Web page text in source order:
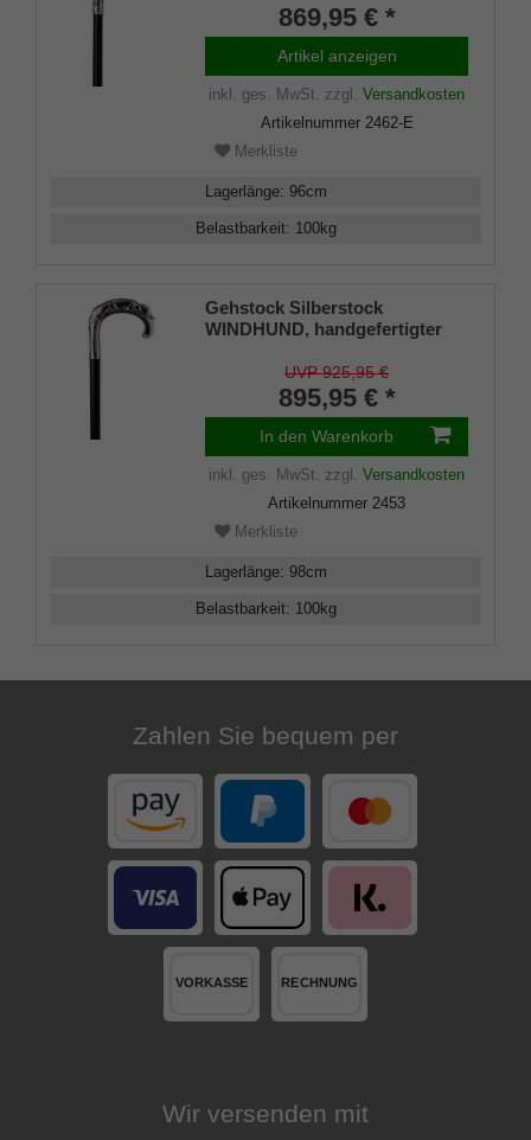
schlichten aber eleganten
Ziselierungen, aufgesetzt auf
einen Stock aus edlem
Makassar Ebenholz, inklusiv
Schlankpuffer.
869,95 € *
Artikel anzeigen
inkl. ges. MwSt. zzgl. Versandkosten
Artikelnummer 2462-E
Merkliste
Lagerlänge: 96cm
Belastbarkeit: 100kg
Gehstock Silberstock
WINDHUND, handgefertigter
925/1000 Sterling Silber mit
aufwendiger Nachbildung eines
liegenden Wundhundes,
aufgesetzt auf einen Stock aus
edlem Makassar Ebenholz,
inklusiv Schlankpuffer.
UVP 925,95 €
895,95 € *
In den Warenkorb
inkl. ges. MwSt. zzgl. Versandkosten
Artikelnummer 2453
Merkliste
Lagerlänge: 98cm
Belastbarkeit: 100kg
Zahlen Sie bequem per
Wir versenden mit